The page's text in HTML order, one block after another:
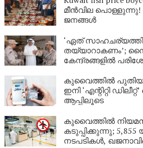
മീൻവില പൊള്ളുന്നു!
ജനങ്ങൾ
‘ഏത്
തയ്യാറാകണം’;
കേന്ദ്രങ്ങളിൽ
കുവൈത്തിൽ പുതിയ
ഇനി ‘എന്റിറ്റി
ആപ്പിലൂടെ
കുവൈത്തിൽ
കടുപ്പിക്കുന്നു; 5,855
നടപടികൾ,